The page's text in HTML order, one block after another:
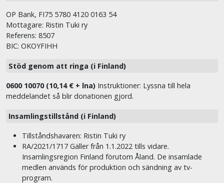
OP Bank, FI75 5780 4120 0163 54
Mottagare: Ristin Tuki ry
Referens: 8507
BIC: OKOYFIHH
Stöd genom att ringa (i Finland)
0600 10070 (10,14 € + lna) Instruktioner: Lyssna till hela
meddelandet så blir donationen gjord.
Insamlingstillstånd (i Finland)
Tillståndshavaren: Ristin Tuki ry
RA/2021/1717 Gäller från 1.1.2022 tills vidare.
Insamlingsregion Finland förutom Åland. De insamlade
medlen används för produktion och sändning av tv-
program.